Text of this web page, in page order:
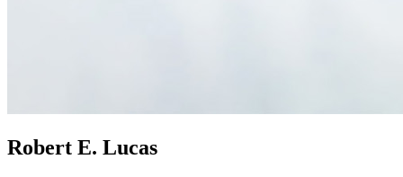
Robert E. Lucas